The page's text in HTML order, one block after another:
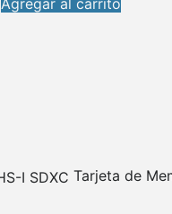
Agregar al carrito
Tarjeta de